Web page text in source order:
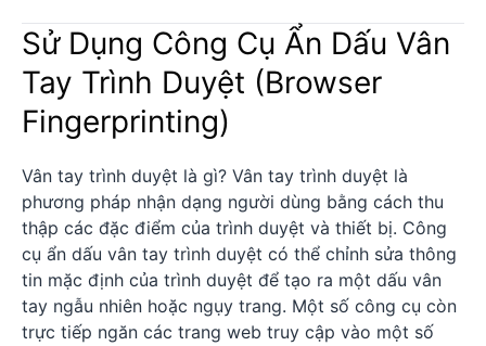
Sử Dụng Công Cụ Ẩn Dấu Vân
Tay Trình Duyệt (Browser
Fingerprinting)
Vân tay trình duyệt là gì? Vân tay trình duyệt là
phương pháp nhận dạng người dùng bằng cách thu
thập các đặc điểm của trình duyệt và thiết bị. Công
cụ ẩn dấu vân tay trình duyệt có thể chỉnh sửa thông
tin mặc định của trình duyệt để tạo ra một dấu vân
tay ngẫu nhiên hoặc ngụy trang. Một số công cụ còn
trực tiếp ngăn các trang web truy cập vào một số